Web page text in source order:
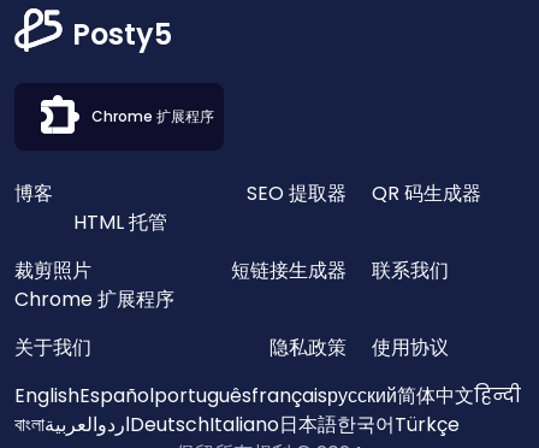
Posty5
Chrome 扩展程序
博客 SEO 提取器
QR 码生成器
HTML 托管
裁剪照片
短链接生成器
联系我们
Chrome 扩展程序
关于我们
隐私政策
使用协议
EnglishEspañolportuguêsfrançaisрусский简体中文हिन्दी
বাংলাالعربيةاردوDeutschItaliano日本語한국어Türkçe